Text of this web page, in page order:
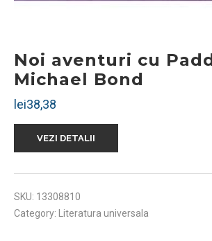
Noi aventuri cu
Michael Bond
lei38,38
VEZI DETALII
SKU: 13308810
Category:
Literatura universala